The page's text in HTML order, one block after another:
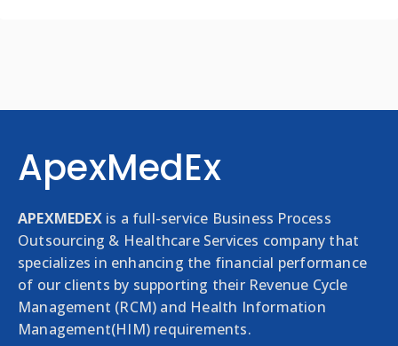
ApexMedEx
APEXMEDEXis a full-service Business Process
Outsourcing & Healthcare Services company that
specializes in enhancing the financial performance
of our clients by supporting their Revenue Cycle
Management (RCM) and Health Information
Management(HIM) requirements.